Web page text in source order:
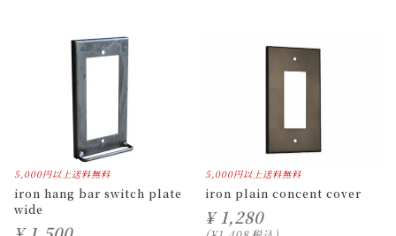
5,000円以上送料無料
iron hang bar switch plate
wide
5,000円以上送料無料
iron plain concent cover
¥ 1,280